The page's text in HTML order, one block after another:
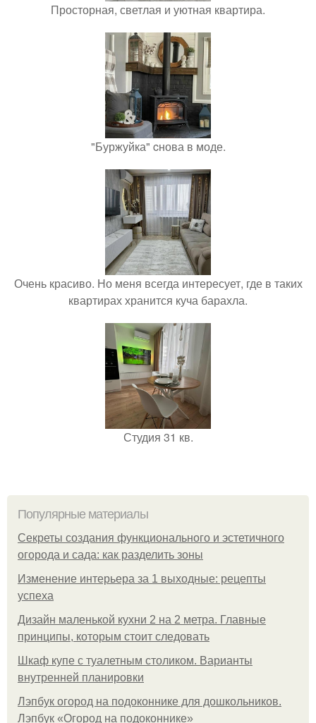
Просторная, светлая и уютная квартира.
"Буржуйка" cнова в моде.
Очень красиво. Но меня всегда интересует, где в таких
квартирах хранится куча барахла.
Студия 31 кв.
Популярные материалы
Секреты создания функционального и эстетичного
огорода и сада: как разделить зоны
Изменение интерьера за 1 выходные: рецепты
успеха
Дизайн маленькой кухни 2 на 2 метра. Главные
принципы, которым стоит следовать
Шкаф купе с туалетным столиком. Варианты
внутренней планировки
Лэпбук огород на подоконнике для дошкольников.
Лэпбук «Огород на подоконнике»